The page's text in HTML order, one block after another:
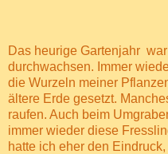
Das heurige Gartenjahr
durchwachsen. Immer
die Wurzeln meiner
ältere Erde gesetzt.
raufen. Auch beim
immer wieder diese
hatte ich eher den